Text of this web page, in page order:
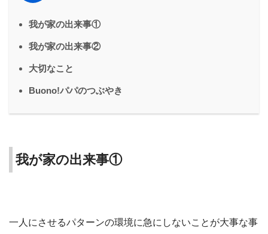
我が家の出来事①
我が家の出来事②
大切なこと
Buono!パパのつぶやき
我が家の出来事①
一人にさせるパターンの環境に急にしないことが大事な事